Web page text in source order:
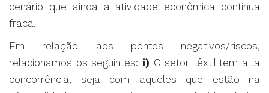
cenário que ainda a atividade econômica continua
fraca.
Em relação aos pontos negativos/riscos,
relacionamos os seguintes: i) O setor têxtil tem alta
concorrência, seja com aqueles que estão na